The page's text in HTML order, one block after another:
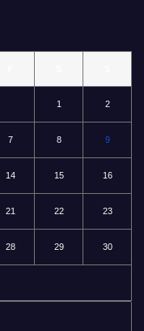
1 2
7 8 9
14 15 16
21 22 23
28 29 30